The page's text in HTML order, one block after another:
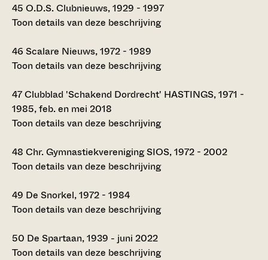
45 O.D.S. Clubnieuws, 1929 - 1997
Toon details van deze beschrijving
46 Scalare Nieuws, 1972 - 1989
Toon details van deze beschrijving
47Clubblad 'Schakend Dordrecht' HASTINGS, 1971 -
1985, feb. en mei 2018
Toon details van deze beschrijving
48 Chr. Gymnastiekvereniging SIOS, 1972 - 2002
Toon details van deze beschrijving
49 De Snorkel, 1972 - 1984
Toon details van deze beschrijving
50 De Spartaan, 1939 - juni 2022
Toon details van deze beschrijving